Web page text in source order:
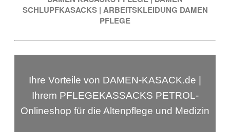
SCHLUPFKASACKS | ARBEITSKLEIDUNG DAMEN
PFLEGE
Ihre Vorteile von DAMEN-KASACK.de |
Ihrem PFLEGEKASSACKS PETROL-
Onlineshop für die Altenpflege und Medizin